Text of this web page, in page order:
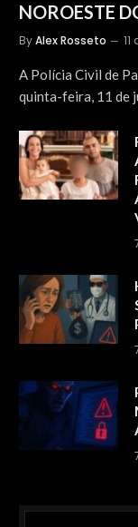
NOROESTE
ByAlex Rosseto
A Polícia Civil de
quinta-feira, 11 de